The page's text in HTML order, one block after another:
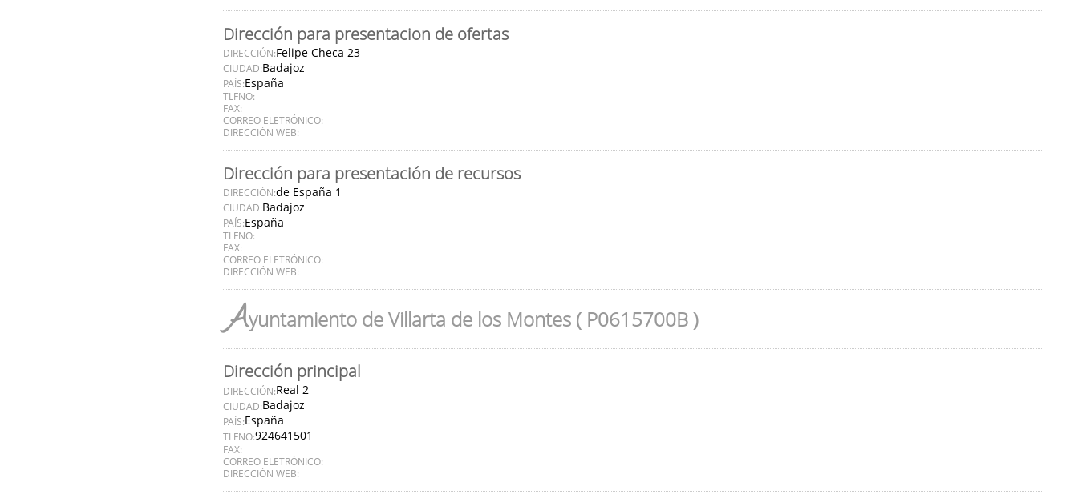
Dirección para presentacion de ofertas
DIRECCIÓN:Felipe Checa 23
CIUDAD:Badajoz
PAÍS:España
TLFNO:
FAX:
CORREO ELETRÓNICO:
DIRECCIÓN WEB:
Dirección para presentación de recursos
DIRECCIÓN:de España 1
CIUDAD:Badajoz
PAÍS:España
TLFNO:
FAX:
CORREO ELETRÓNICO:
DIRECCIÓN WEB:
Ayuntamiento de Villarta de los Montes ( P0615700B )
Dirección principal
DIRECCIÓN:Real 2
CIUDAD:Badajoz
PAÍS:España
TLFNO:924641501
FAX:
CORREO ELETRÓNICO:
DIRECCIÓN WEB: